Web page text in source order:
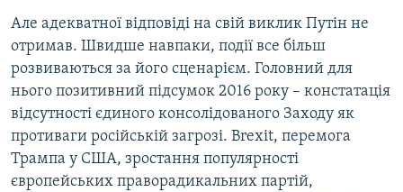
Але адекватної відповіді на свій виклик Путін не
отримав. Швидше навпаки, події все більш
розвиваються за його сценарієм. Головний для
нього позитивний підсумок 2016 року – констатація
відсутності єдиного консолідованого Заходу як
противаги російській загрозі. Brexit, перемога
Трампа у США, зростання популярності
європейських праворадикальних партій,